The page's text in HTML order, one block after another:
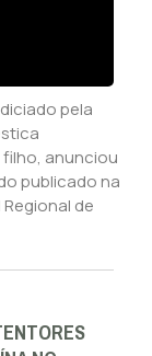
pela
anunciou
publicado na
de